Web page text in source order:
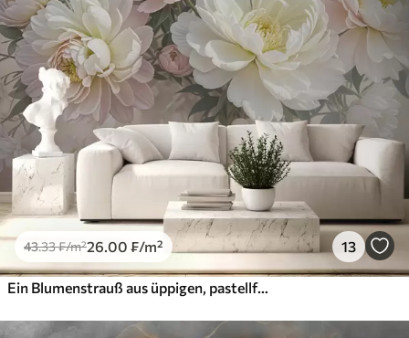
43.33₣/m²26 .00 ₣/m² 13
Ein Blumenstrauß aus üppigen, pastellfarbenen Pfingstrosen und anderen Blumen vor einem weichen, unscharfen Hintergrund